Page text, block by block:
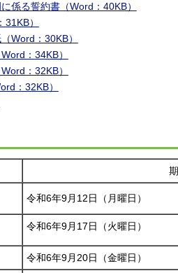
係る誓約書（Word：40KB）
）
Word：30KB）
：34KB）
：32KB）
：32KB）
令和6年9月12日（月曜日）
令和6年9月17日（火曜日）
令和6年9月20日（金曜日）